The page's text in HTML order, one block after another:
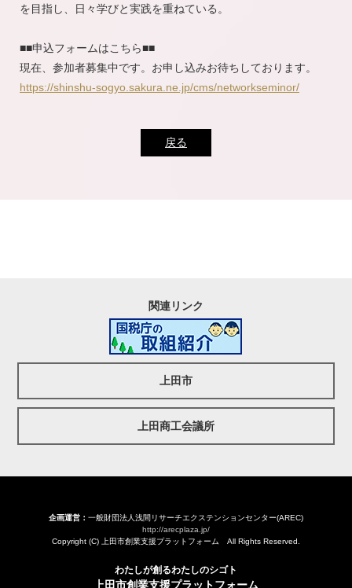
を目指し、日々学びと実践を重ねている。
■■申込フォームはこちら■■
現在、参加者募集中です。お申し込みお待ちしております。
https://shinshu-sogyo.sakura.ne.jp/cms/networkseminor/
戻る
関連リンク
上田市
上田商工会議所
企画運営： 一般財団法人浅間リサーチエクステンションセンター(AREC)
http://arecplaza.jp/
Copyright (C) 上田市創業支援プラットフォーム All Rights Reserved.
わたしが創るわたしのシゴト
上田市創業支援プラットフォーム